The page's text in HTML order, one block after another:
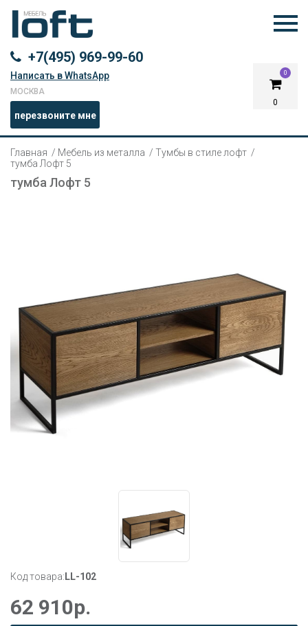
0
0
+7(495) 969-99-60
Написать в WhatsApp
МОСКВА
перезвоните мне
Главная Мебель из металла
Тумбы в стиле лофт
тумба Лофт 5
тумба Лофт 5
Код товара:LL-102
62 910р.